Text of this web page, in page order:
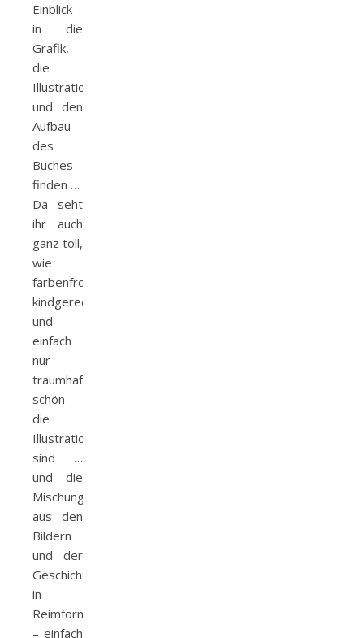
Einblick
in die
Grafik,
die
Illustrationen
und den
Aufbau
des
Buches
finden …
Da seht
ihr auch
ganz toll,
wie
farbenfroh,
kindgerecht
und
einfach
nur
traumhaft
schön
die
Illustrationen
sind …
und die
Mischung,
aus den
Bildern
und der
Geschichte
in
Reimform
– einfach